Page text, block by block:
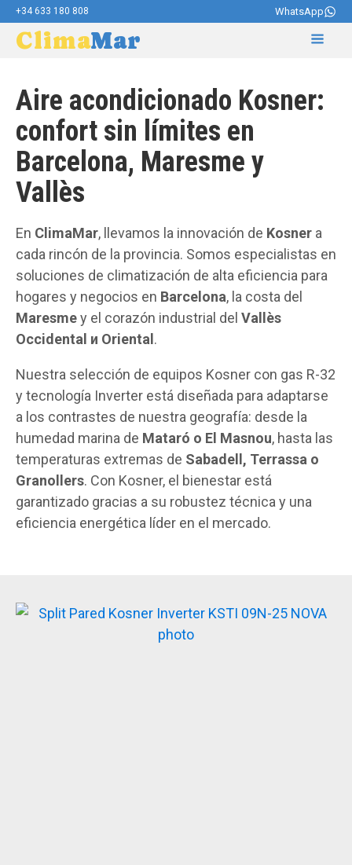
+34 633 180 808 WhatsApp
ClimaMar
Aire acondicionado Kosner:
сonfort sin límites en
Barcelona, Maresme y
Vallès
En ClimaMar, llevamos la innovación de Kosner a
cada rincón de la provincia. Somos especialistas en
soluciones de climatización de alta eficiencia para
hogares y negocios en Barcelona, la costa del
Maresmey el corazón industrial del Vallès
Occidental и Oriental .
Nuestra selección de equipos Kosner con gas R-32
y tecnología Inverter está diseñada para adaptarse
a los contrastes de nuestra geografía: desde la
humedad marina de Mataró o El Masnou, hasta las
temperaturas extremas de Sabadell, Terrassa o
Granollers. Con Kosner, el bienestar está
garantizado gracias a su robustez técnica y una
eficiencia energética líder en el mercado.